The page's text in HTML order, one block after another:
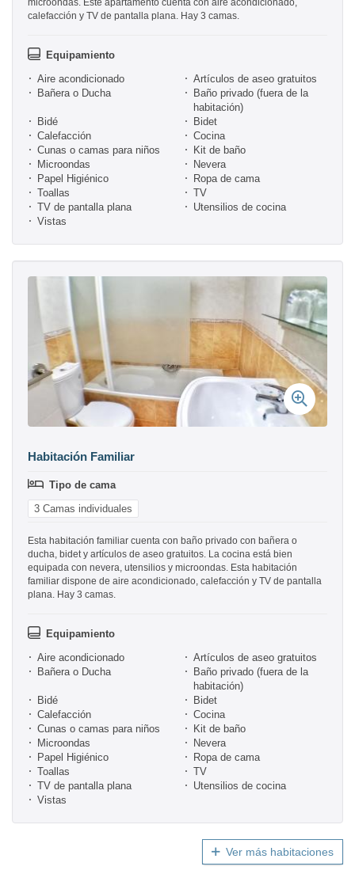
microondas. Este apartamento cuenta con aire acondicionado,
calefacción y TV de pantalla plana. Hay 3 camas.
Equipamiento
Aire acondicionado
Artículos de aseo gratuitos
Bañera o Ducha
Baño privado (fuera de la
habitación)
Bidé
Bidet
Calefacción
Cocina
Cunas o camas para niños
Kit de baño
Microondas
Nevera
Papel Higiénico
Ropa de cama
Toallas
TV
TV de pantalla plana
Utensilios de cocina
Vistas
Habitación Familiar
Tipo de cama
3 Camas individuales
Esta habitación familiar cuenta con baño privado con bañera o
ducha, bidet y artículos de aseo gratuitos. La cocina está bien
equipada con nevera, utensilios y microondas. Esta habitación
familiar dispone de aire acondicionado, calefacción y TV de pantalla
plana. Hay 3 camas.
Equipamiento
Aire acondicionado
Artículos de aseo gratuitos
Bañera o Ducha
Baño privado (fuera de la
habitación)
Bidé
Bidet
Calefacción
Cocina
Cunas o camas para niños
Kit de baño
Microondas
Nevera
Papel Higiénico
Ropa de cama
Toallas
TV
TV de pantalla plana
Utensilios de cocina
Vistas
Ver más habitaciones